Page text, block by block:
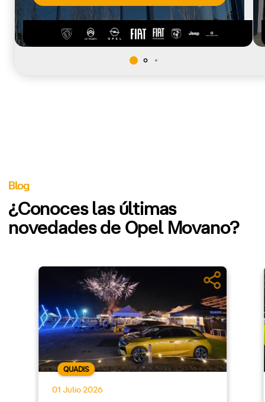
Blog
¿Conoces las últimas
novedades de Opel Movano?
QUADIS
01 Julio 2026